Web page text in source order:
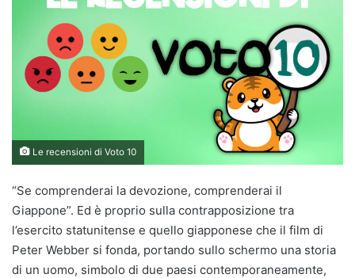
Le recensioni di Voto 10
“Se comprenderai la devozione, comprenderai il
Giappone”. Ed è proprio sulla contrapposizione tra
l’esercito statunitense e quello giapponese che il film di
Peter Webber si fonda, portando sullo schermo una storia
di un uomo, simbolo di due paesi contemporaneamente,